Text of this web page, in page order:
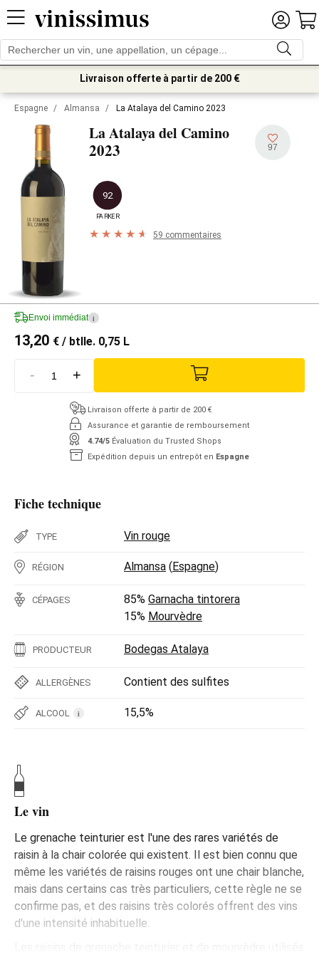
Livraison offerte à partir de 200 €
Espagne / Almansa / La Atalaya del Camino 2023
La Atalaya del Camino
2023 97
92
PARKER
59 commentaires
Envoi immédiat i
13,20 € / btlle. 0,75 L
- +
Livraison offerte à partir de 200 €
Assurance et garantie de remboursement
4.74/5 Évaluation du Trusted Shops
Expédition depuis un entrepôt en Espagne
Fiche technique
TYPE Vin rouge
RÉGION Almansa (Espagne)
CÉPAGES 85% Garnacha tintorera
15% Mourvèdre
PRODUCTEUR Bodegas Atalaya
ALLERGÈNES Contient des sulfites
ALCOOL i 15,5%
Le vin
Le grenache teinturier est l'une des rares variétés de
raisin à la chair colorée qui existent. Il est bien connu que
même les variétés de raisins rouges ont une chair blanche,
mais dans certains cas très particuliers, cette règle ne se
confirme pas, et des raisins très colorés offrent des vins
d'une intensité inhabituelle.